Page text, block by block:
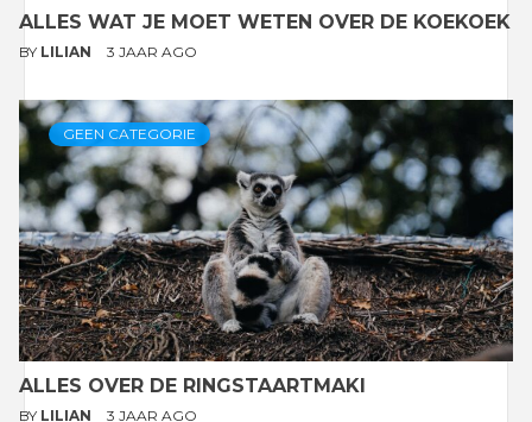
ALLES WAT JE MOET WETEN OVER DE KOEKOEK
BY LILIAN 3 JAAR AGO
GEEN CATEGORIE
ALLES OVER DE RINGSTAARTMAKI
BY LILIAN 3 JAAR AGO